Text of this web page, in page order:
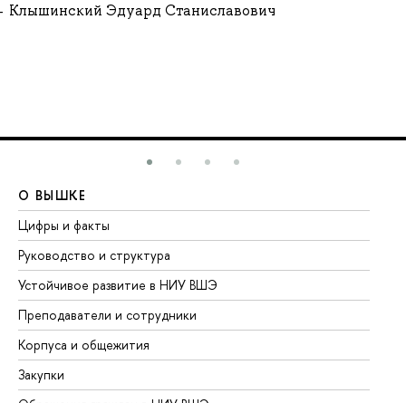
Клышинский Эдуард Станиславович
О ВЫШКЕ
Цифры и факты
Руководство и структура
Устойчивое развитие в НИУ ВШЭ
Преподаватели и сотрудники
Корпуса и общежития
Закупки